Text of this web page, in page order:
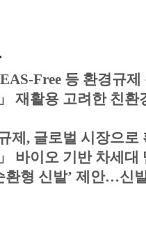
Free 등 환경규
재활용 고려한 친
제, 글로벌 시장으로
바이오 기반 차세
환형 신발’ 제안…신